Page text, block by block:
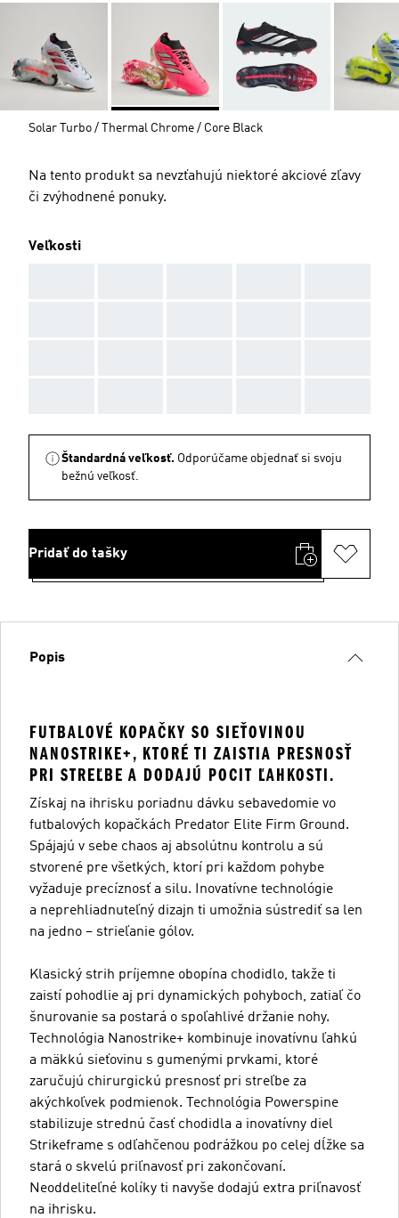
Solar Turbo / Thermal Chrome / Core Black
Na tento produkt sa nevzťahujú niektoré akciové zľavy
či zvýhodnené ponuky.
Veľkosti
Štandardná veľkosť. Odporúčame objednať si svoju
bežnú veľkosť.
Pridať do tašky
Popis
FUTBALOVÉ KOPAČKY SO SIEŤOVINOU
NANOSTRIKE+, KTORÉ TI ZAISTIA PRESNOSŤ
PRI STREĽBE A DODAJÚ POCIT ĽAHKOSTI.
Získaj na ihrisku poriadnu dávku sebavedomie vo
futbalových kopačkách Predator Elite Firm Ground.
Spájajú v sebe chaos aj absolútnu kontrolu a sú
stvorené pre všetkých, ktorí pri každom pohybe
vyžaduje precíznosť a silu. Inovatívne technológie
a neprehliadnuteľný dizajn ti umožnia sústrediť sa len
na jedno – strieľanie gólov.
Klasický strih príjemne obopína chodidlo, takže ti
zaistí pohodlie aj pri dynamických pohyboch, zatiaľ čo
šnurovanie sa postará o spoľahlivé držanie nohy.
Technológia Nanostrike+ kombinuje inovatívnu ľahkú
a mäkkú sieťovinu s gumenými prvkami, ktoré
zaručujú chirurgickú presnosť pri streľbe za
akýchkoľvek podmienok. Technológia Powerspine
stabilizuje strednú časť chodidla a inovatívny diel
Strikeframe s odľahčenou podrážkou po celej dĺžke sa
stará o skvelú priľnavosť pri zakončovaní.
Neoddeliteľné kolíky ti navyše dodajú extra priľnavosť
na ihrisku.